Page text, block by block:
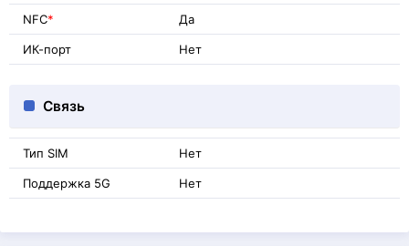
NFC* Да
ИК-порт Нет
Связь
Тип SIM Нет
Поддержка 5G Нет